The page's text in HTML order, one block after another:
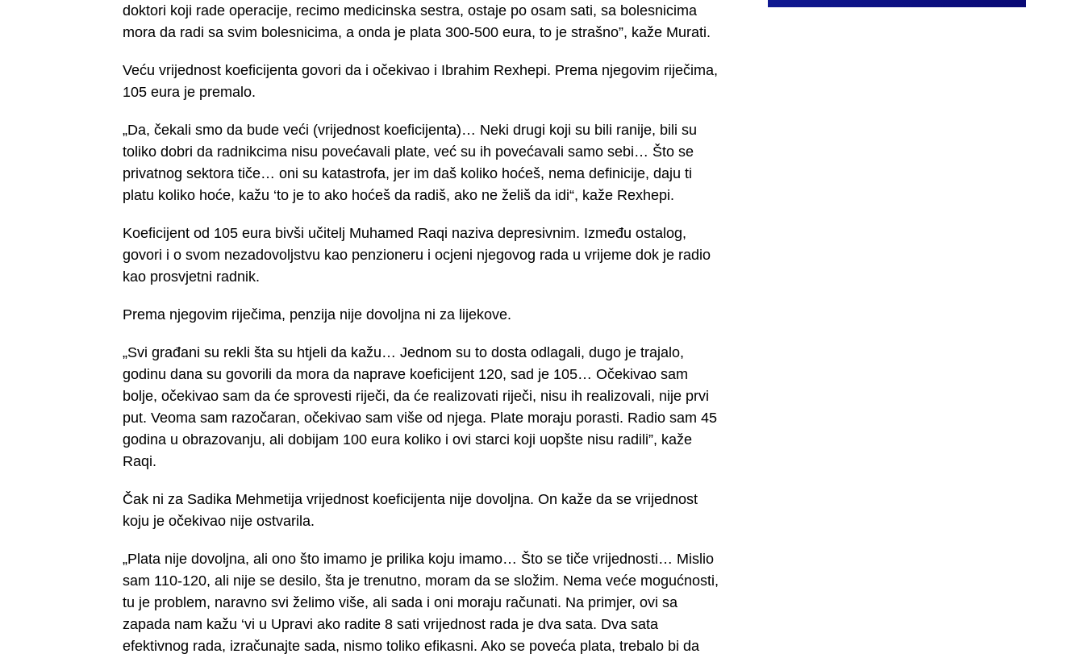
doktori koji rade operacije, recimo medicinska sestra, ostaje po osam sati, sa bolesnicima
mora da radi sa svim bolesnicima, a onda je plata 300-500 eura, to je strašno”, kaže Murati.
Veću vrijednost koeficijenta govori da i očekivao i Ibrahim Rexhepi. Prema njegovim riječima,
105 eura je premalo.
„Da, čekali smo da bude veći (vrijednost koeficijenta)… Neki drugi koji su bili ranije, bili su
toliko dobri da radnikcima nisu povećavali plate, već su ih povećavali samo sebi… Što se
privatnog sektora tiče… oni su katastrofa, jer im daš koliko hoćeš, nema definicije, daju ti
platu koliko hoće, kažu ‘to je to ako hoćeš da radiš, ako ne želiš da idi“, kaže Rexhepi.
Koeficijent od 105 eura bivši učitelj Muhamed Raqi naziva depresivnim. Između ostalog,
govori i o svom nezadovoljstvu kao penzioneru i ocjeni njegovog rada u vrijeme dok je radio
kao prosvjetni radnik.
Prema njegovim riječima, penzija nije dovoljna ni za lijekove.
„Svi građani su rekli šta su htjeli da kažu… Jednom su to dosta odlagali, dugo je trajalo,
godinu dana su govorili da mora da naprave koeficijent 120, sad je 105… Očekivao sam
bolje, očekivao sam da će sprovesti riječi, da će realizovati riječi, nisu ih realizovali, nije prvi
put. Veoma sam razočaran, očekivao sam više od njega. Plate moraju porasti. Radio sam 45
godina u obrazovanju, ali dobijam 100 eura koliko i ovi starci koji uopšte nisu radili”, kaže
Raqi.
Čak ni za Sadika Mehmetija vrijednost koeficijenta nije dovoljna. On kaže da se vrijednost
koju je očekivao nije ostvarila.
„Plata nije dovoljna, ali ono što imamo je prilika koju imamo… Što se tiče vrijednosti… Mislio
sam 110-120, ali nije se desilo, šta je trenutno, moram da se složim. Nema veće mogućnosti,
tu je problem, naravno svi želimo više, ali sada i oni moraju računati. Na primjer, ovi sa
zapada nam kažu ‘vi u Upravi ako radite 8 sati vrijednost rada je dva sata. Dva sata
efektivnog rada, izračunajte sada, nismo toliko efikasni. Ako se poveća plata, trebalo bi da